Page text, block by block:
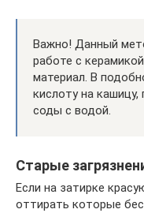
Важно! Данный
работе с
материал. В
кислоту на
соды с водой.
Старые
Если на затирке
оттирать которые